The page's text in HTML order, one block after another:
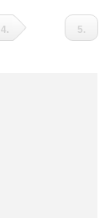
4. 5.